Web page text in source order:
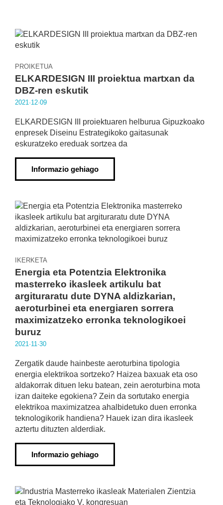
PROIKETUA
ELKARDESIGN III proiektua martxan da
DBZ-ren eskutik
2021·12·09
ELKARDESIGN III proiektuaren helburua Gipuzkoako
enpresek Diseinu Estrategikoko gaitasunak
eskuratzeko ereduak sortzea da
Informazio gehiago
IKERKETA
Energia eta Potentzia Elektronika
masterreko ikasleek artikulu bat
argituraratu dute DYNA aldizkarian,
aeroturbinei eta energiaren sorrera
maximizatzeko erronka teknologikoei
buruz
2021·11·30
Zergatik daude hainbeste aeroturbina tipologia
energia elektrikoa sortzeko? Haizea baxuak eta oso
aldakorrak dituen leku batean, zein aeroturbina mota
izan daiteke egokiena? Zein da sortutako energia
elektrikoa maximizatzea ahalbidetuko duen erronka
teknologikorik handiena? Hauek izan dira ikasleek
aztertu dituzten alderdiak.
Informazio gehiago